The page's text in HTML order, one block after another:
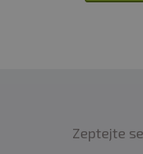
Zeptejte